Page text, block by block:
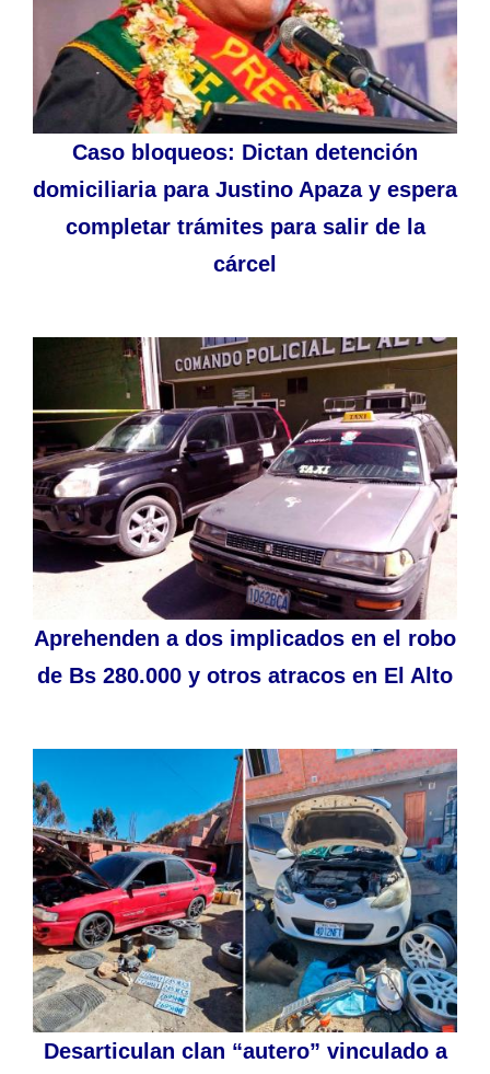
Caso bloqueos: Dictan detención
domiciliaria para Justino Apaza y espera
completar trámites para salir de la
cárcel
Aprehenden a dos implicados en el robo
de Bs 280.000 y otros atracos en El Alto
Desarticulan clan “autero” vinculado a